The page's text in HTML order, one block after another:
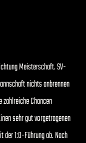
Meisterschaft. SV-
nichts anbrennen
Chancen
sehr gut vorgetragenen
1:0-Führung ab. Nach